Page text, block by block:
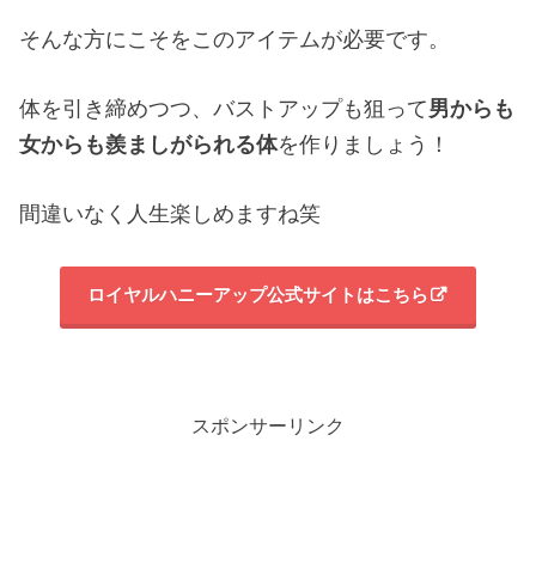
そんな方にこそをこのアイテムが必要です。
体を引き締めつつ、バストアップも狙って男からも
女からも羨ましがられる体を作りましょう！
間違いなく人生楽しめますね笑
ロイヤルハニーアップ公式サイトはこちら
スポンサーリンク